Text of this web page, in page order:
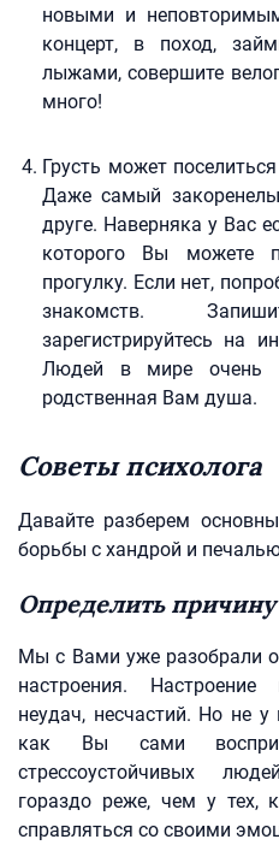
новыми и
концерт, в поход,
лыжами, совершите
много!
Грусть может
Даже самый
друге. Наверняка у Вас
которого Вы можете
прогулку. Если нет,
знакомств.
зарегистрируйтесь на
Людей в мире очень
родственная Вам душа.
Советы психолога
Давайте разберем
борьбы с хандрой и
Определить причину
Мы с Вами уже разобрали
настроения.
неудач, несчастий. Но не у
как Вы сами
стрессоустойчивых
гораздо реже, чем у тех,
справляться со своими